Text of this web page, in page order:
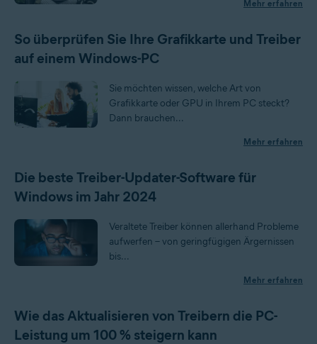
Mehr erfahren
So überprüfen Sie Ihre Grafikkarte und Treiber
auf einem Windows-PC
Sie möchten wissen, welche Art von
Grafikkarte oder GPU in Ihrem PC steckt?
Dann brauchen...
Mehr erfahren
Die beste Treiber-Updater-Software für
Windows im Jahr 2024
Veraltete Treiber können allerhand Probleme
aufwerfen – von geringfügigen Ärgernissen
bis...
Mehr erfahren
Wie das Aktualisieren von Treibern die PC-
Leistung um 100 % steigern kann